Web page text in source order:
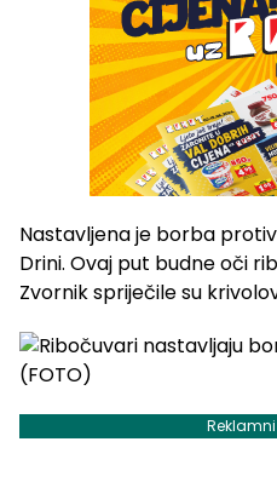
Nastavljena je borba
Drini. Ovaj put budne oči
Zvornik spriječile su